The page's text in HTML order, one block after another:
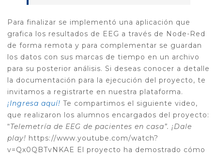
Para finalizar se implementó una aplicación que
grafica los resultados de EEG a través de Node-Red
de forma remota y para complementar se guardan
los datos con sus marcas de tiempo en un archivo
para su posterior análisis. Si deseas conocer a detalle
la documentación para la ejecución del proyecto, te
invitamos a registrarte en nuestra plataforma.
¡Ingresa aquí! Te compartimos el siguiente video,
que realizaron los alumnos encargados del proyecto:
“Telemetría de EEG de pacientes en casa”. ¡Dale
play! https://www.youtube.com/watch?
v=Qx0QBTvNKAE El proyecto ha demostrado cómo